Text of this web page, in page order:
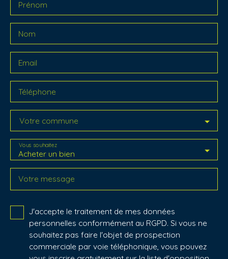
Prénom
Nom
Email
Téléphone
Votre commune
Acheter un bien
Vous souhaitez
Votre message
J'accepte le traitement de mes données
personnelles conformément au RGPD. Si vous ne
souhaitez pas faire l'objet de prospection
commerciale par voie téléphonique, vous pouvez